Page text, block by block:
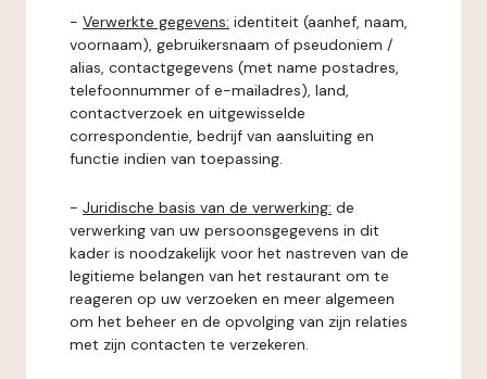
- Verwerkte gegevens: identiteit (aanhef, naam,
voornaam), gebruikersnaam of pseudoniem /
alias, contactgegevens (met name postadres,
telefoonnummer of e-mailadres), land,
contactverzoek en uitgewisselde
correspondentie, bedrijf van aansluiting en
functie indien van toepassing.
- Juridische basis van de verwerking: de
verwerking van uw persoonsgegevens in dit
kader is noodzakelijk voor het nastreven van de
legitieme belangen van het restaurant om te
reageren op uw verzoeken en meer algemeen
om het beheer en de opvolging van zijn relaties
met zijn contacten te verzekeren.